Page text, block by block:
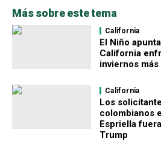
Más sobre este tema
California
El Niño
California
inviernos
California
Los
colombianos
Espriella
Trump